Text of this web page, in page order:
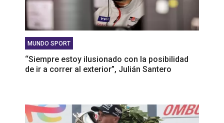
MUNDO SPORT
‘‘Siempre estoy ilusionado con la posibilidad
de ir a correr al exterior”, Julián Santero